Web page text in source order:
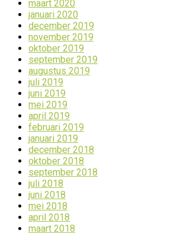
maart 2020
januari 2020
december 2019
november 2019
oktober 2019
september 2019
augustus 2019
juli 2019
juni 2019
mei 2019
april 2019
februari 2019
januari 2019
december 2018
oktober 2018
september 2018
juli 2018
juni 2018
mei 2018
april 2018
maart 2018